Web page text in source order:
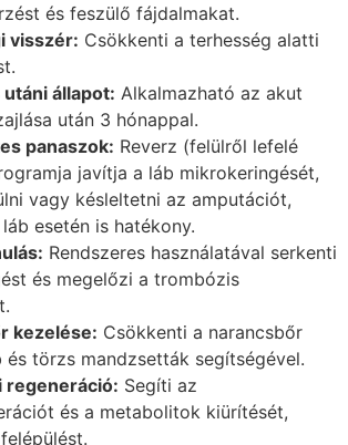
és feszülő fájdalmakat.
visszér: Csökkenti a terhesség alatti
állapot: Alkalmazható az akut
után 3 hónappal.
panaszok: Reverz (felülről lefelé
javítja a láb mikrokeringését,
vagy késleltetni az amputációt,
esetén is hatékony.
Rendszeres használatával serkenti
és megelőzi a trombózis
kezelése: Csökkenti a narancsbőr
és törzs mandzsetták segítségével.
regeneráció: Segíti az
és a metabolitok kiürítését,